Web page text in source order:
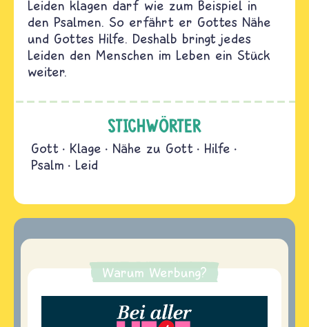
Leiden klagen darf wie zum Beispiel in
den Psalmen. So erfährt er Gottes Nähe
und Gottes Hilfe. Deshalb bringt jedes
Leiden den Menschen im Leben ein Stück
weiter.
STICHWÖRTER
Gott Klage Nähe zu Gott
Hilfe
Psalm
Leid
Warum Werbung?